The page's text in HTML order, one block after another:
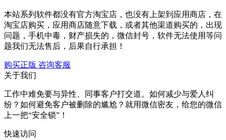
本站系列软件都没有官方淘宝店，也没有上架到应用商店，在
淘宝店购买，应用商店随意下载，或者其他渠道购买的，出现
问题，手机中毒，财产损失的，微信封号，软件无法使用等问
题我们无法售后，后果自行承担！
购买正版 咨询客服
关于我们
工作中难免要与异性、同事客户打交道。如何减少与爱人纠
纷？如何避免客户被删除的尴尬？就用微信密友，给您的微信
上一把“安全锁”！
快速访问